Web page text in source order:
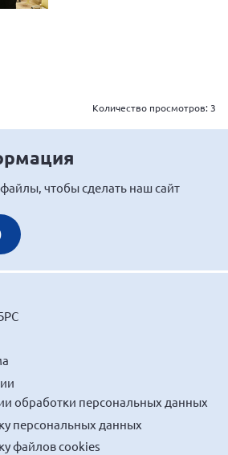
СОРС
ПРИЗМА
СГОРС
Количество просмотров: 3
файлы, чтобы сделать наш сайт
обработки персональных данных
персональных данных
файлов cookies